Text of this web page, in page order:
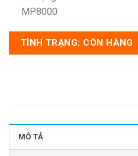
MP8000
TÌNH TRẠNG: CÒN HÀNG
MÔ TẢ